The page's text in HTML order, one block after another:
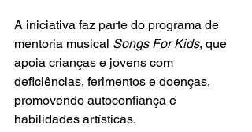
A iniciativa faz parte do programa de
mentoria musical Songs For Kids, que
apoia crianças e jovens com
deficiências, ferimentos e doenças,
promovendo autoconfiança e
habilidades artísticas.